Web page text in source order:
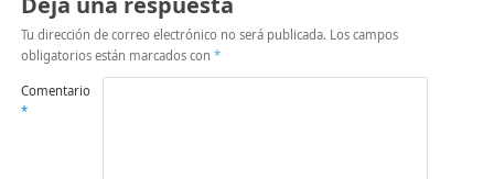
Tu dirección de correo electrónico no será publicada. Los campos
obligatorios están marcados con *
Comentario
*